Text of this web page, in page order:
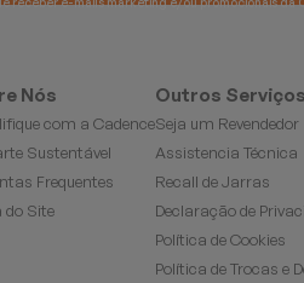
Nós
com a Cadence
Sustentável
Frequentes
do Site
Outros Serviços
Seja um Revendedor
Assistencia Técnica
Recall de Jarras
Declaração de
Política de Cookies
Política de Trocas e